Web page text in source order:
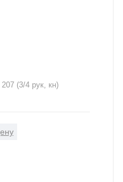
207 (3/4 рук, кн)